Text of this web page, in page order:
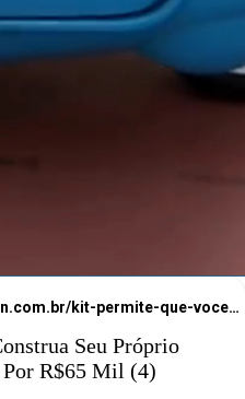
https://ekkogreen.com.br/kit-permite-que-voce-construa-carro-eletrico-em-casa/?utm_source=google&utm_medium=web-stories&utm_campaign=carro-eletrico
Seu Próprio
R$65 Mil (4)